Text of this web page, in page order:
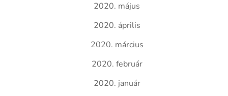
2020. május
2020. április
2020. március
2020. február
2020. január